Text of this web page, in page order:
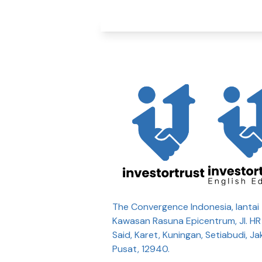
The Convergence Indonesia, lantai
Kawasan Rasuna Epicentrum, Jl.
Said, Karet, Kuningan, Setiabudi,
Pusat, 12940.